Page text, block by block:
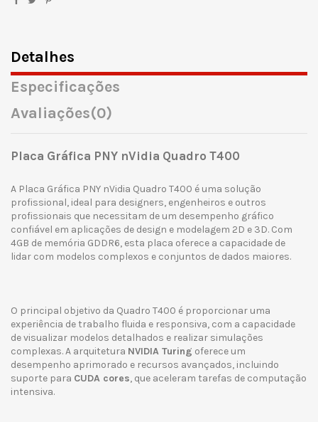
Detalhes
Especificações
Avaliações(0)
Placa Gráfica PNY nVidia Quadro T400
A Placa Gráfica PNY nVidia Quadro T400 é uma solução
profissional, ideal para designers, engenheiros e outros
profissionais que necessitam de um desempenho gráfico
confiável em aplicações de design e modelagem 2D e 3D. Com
4GB de memória GDDR6, esta placa oferece a capacidade de
lidar com modelos complexos e conjuntos de dados maiores.
O principal objetivo da Quadro T400 é proporcionar uma
experiência de trabalho fluida e responsiva, com a capacidade
de visualizar modelos detalhados e realizar simulações
complexas. A arquitetura NVIDIA Turing oferece um
desempenho aprimorado e recursos avançados, incluindo
suporte para CUDA cores, que aceleram tarefas de computação
intensiva.